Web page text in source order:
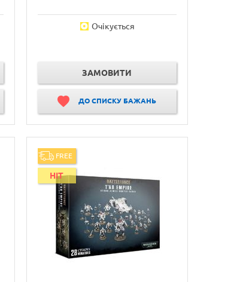
Очікується
ЗАМОВИТИ
ДО СПИСКУ БАЖАНЬ
FREE
HIT